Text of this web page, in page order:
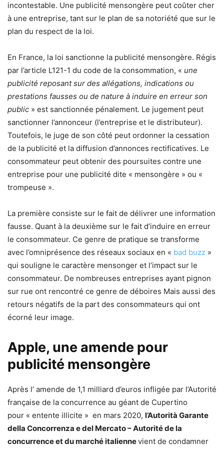
incontestable. Une publicité mensongère peut coûter cher
à une entreprise, tant sur le plan de sa notoriété que sur le
plan du respect de la loi.
En France, la loi sanctionne la publicité mensongère. Régis
par l’article L121-1 du code de la consommation, « une
publicité reposant sur des allégations, indications ou
prestations fausses ou de nature à induire en erreur son
public » est sanctionnée pénalement. Le jugement peut
sanctionner l’annonceur (l’entreprise et le distributeur).
Toutefois, le juge de son côté peut ordonner la cessation
de la publicité et la diffusion d’annonces rectificatives. Le
consommateur peut obtenir des poursuites contre une
entreprise pour une publicité dite « mensongère » ou «
trompeuse ».
La première consiste sur le fait de délivrer une information
fausse. Quant à la deuxième sur le fait d’induire en erreur
le consommateur. Ce genre de pratique se transforme
avec l’omniprésence des réseaux sociaux en « bad buzz »
qui souligne le caractère mensonger et l’impact sur le
consommateur. De nombreuses entreprises ayant pignon
sur rue ont rencontré ce genre de déboires Mais aussi des
retours négatifs de la part des consommateurs qui ont
écorné leur image.
Apple, une amende pour
publicité mensongère
Après l’ amende de 1,1 milliard d’euros infligée par l’Autorité
française de la concurrence au géant de Cupertino
pour « entente illicite » en mars 2020, l’Autorità Garante
della Concorrenza e del Mercato – Autorité de la
concurrence et du marché italiennevient de condamner